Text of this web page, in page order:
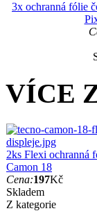
3x ochranná fólie
VÍCE
2ks Flexi ochranná
Camon 18
Cena:197Kč
Skladem
Z kategorie